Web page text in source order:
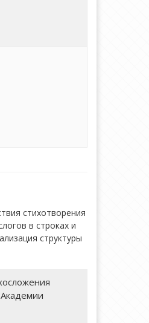
стихотворения
в строках и
структуры